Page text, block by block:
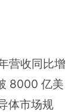
营收同比增
8000 亿美
体市场规